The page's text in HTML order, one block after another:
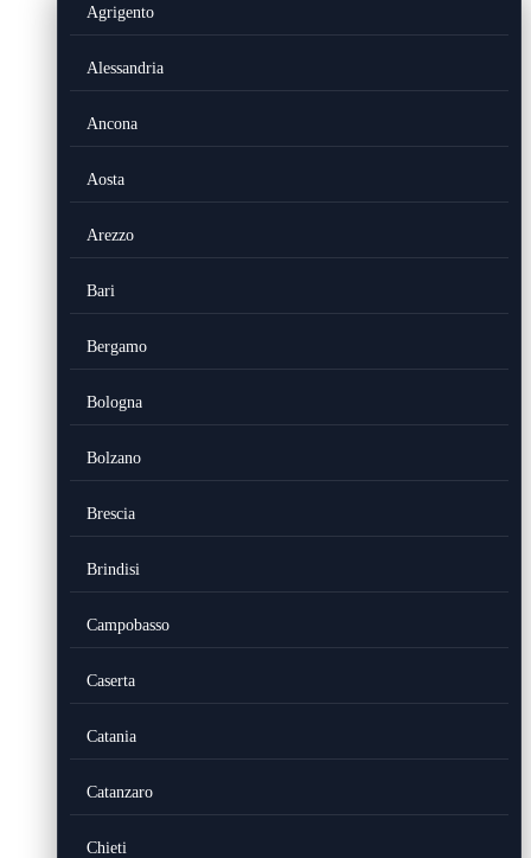
Agrigento
Alessandria
Ancona
Aosta
Arezzo
Bari
Bergamo
Bologna
Bolzano
Brescia
Brindisi
Campobasso
Caserta
Catania
Catanzaro
Chieti